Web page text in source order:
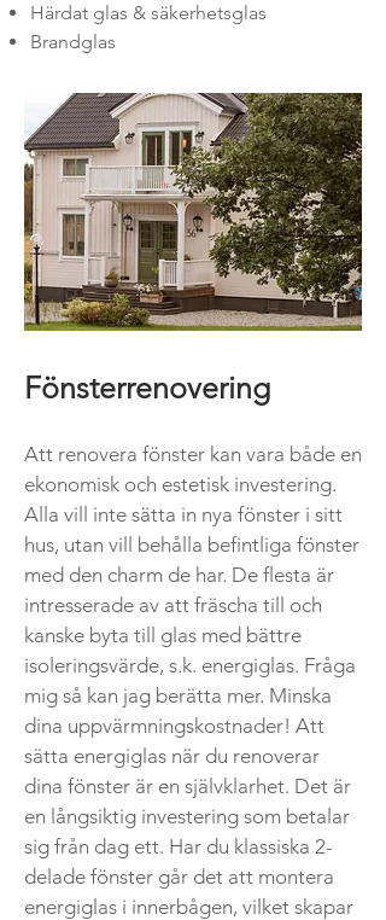
Härdat glas & säkerhetsglas
Brandglas
Fönsterrenovering
Att renovera fönster kan vara både en
ekonomisk och estetisk investering.
Alla vill inte sätta in nya fönster i sitt
hus, utan vill behålla befintliga fönster
med den charm de har. De flesta är
intresserade av att fräscha till och
kanske byta till glas med bättre
isoleringsvärde, s.k. energiglas. Fråga
mig så kan jag berätta mer. Minska
dina uppvärmningskostnader! Att
sätta energiglas när du renoverar
dina fönster är en självklarhet. Det är
en långsiktig investering som betalar
sig från dag ett. Har du klassiska 2-
delade fönster går det att montera
energiglas i innerbågen, vilket skapar